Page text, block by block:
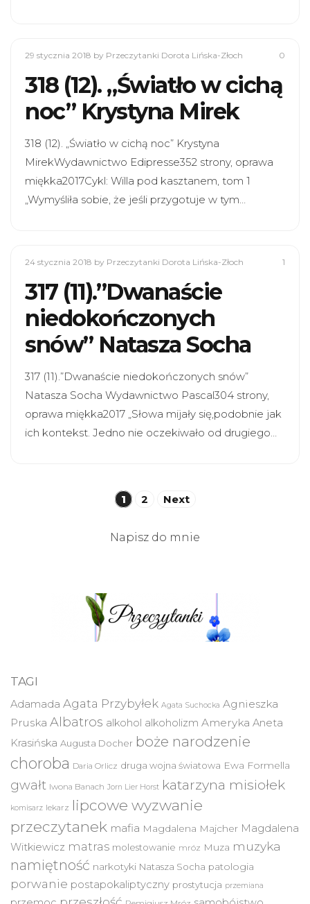
29 stycznia 2018 by Przeczytanki Dorota Lińska-Złoch 0
318 (12). „Światło w cichą
noc” Krystyna Mirek
318 (12). „Światło w cichą noc” Krystyna
MirekWydawnictwo Edipresse352 strony, oprawa
miękka2017Cykl: Willa pod kasztanem, tom 1
„Wymyśliła sobie, że jeśli przygotuje w tym…
24 stycznia 2018 by Przeczytanki Dorota Lińska-Złoch 1
317 (11).”Dwanaście
niedokończonych
snów” Natasza Socha
317 (11).”Dwanaście niedokończonych snów”
Natasza Socha Wydawnictwo Pascal304 strony,
oprawa miękka2017 „Słowa mijały się,podobnie jak
ich kontekst. Jedno nie oczekiwało od drugiego…
Stronicowanie
1 2 Next
Napisz do mnie
TAGI
Adamada Agata Przybyłek Agata Suchocka Agnieszka
Pruska Albatros alkohol alkoholizm Ameryka Aneta
Krasińska Augusta Docher boże narodzenie
choroba Daria Orlicz druga wojna światowa Ewa Formella
gwałt Iwona Banach Jorn Lier Horst katarzyna misiołek
komisarz lekarz lipcowe wyzwanie
przeczytanek mafia Magdalena Majcher Magdalena
Witkiewicz matras molestowanie mróz Muza muzyka
namiętność narkotyki Natasza Socha patologia
porwanie postapokaliptyczny prostytucja przemiana